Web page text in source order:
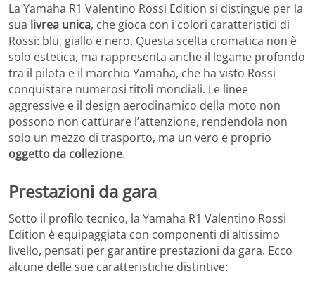
La Yamaha R1 Valentino Rossi Edition si distingue per la
sua livrea unica, che gioca con i colori caratteristici di
Rossi: blu, giallo e nero. Questa scelta cromatica non è
solo estetica, ma rappresenta anche il legame profondo
tra il pilota e il marchio Yamaha, che ha visto Rossi
conquistare numerosi titoli mondiali. Le linee
aggressive e il design aerodinamico della moto non
possono non catturare l’attenzione, rendendola non
solo un mezzo di trasporto, ma un vero e proprio
oggetto da collezione.
Prestazioni da gara
Sotto il profilo tecnico, la Yamaha R1 Valentino Rossi
Edition è equipaggiata con componenti di altissimo
livello, pensati per garantire prestazioni da gara. Ecco
alcune delle sue caratteristiche distintive: